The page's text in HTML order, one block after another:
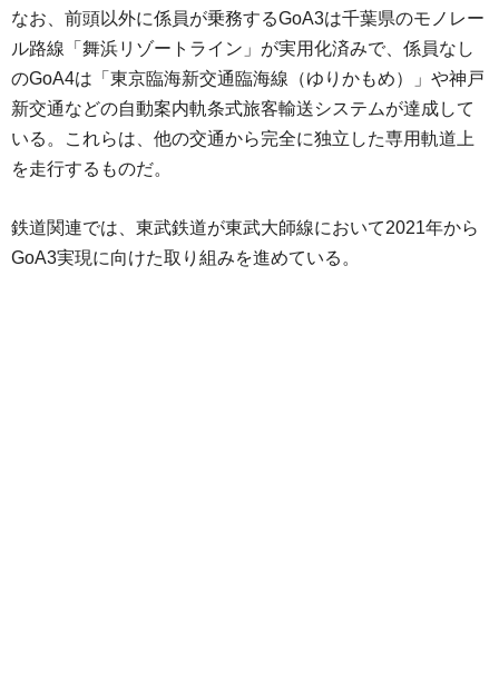
なお、前頭以外に係員が乗務するGoA3は千葉県のモノレー
ル路線「舞浜リゾートライン」が実用化済みで、係員なし
のGoA4は「東京臨海新交通臨海線（ゆりかもめ）」や神戸
新交通などの自動案内軌条式旅客輸送システムが達成して
いる。これらは、他の交通から完全に独立した専用軌道上
を走行するものだ。
鉄道関連では、東武鉄道が東武大師線において2021年から
GoA3実現に向けた取り組みを進めている。